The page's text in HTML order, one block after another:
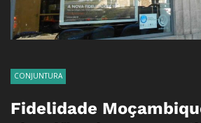
CONJUNTURA
Fidelidade